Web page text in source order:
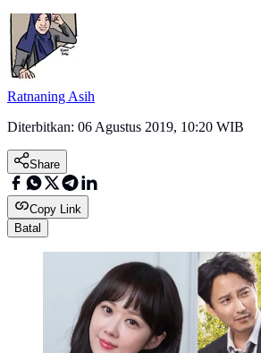
Ratnaning Asih
Diterbitkan: 06 Agustus 2019, 10:20 WIB
Share
Copy Link
Batal